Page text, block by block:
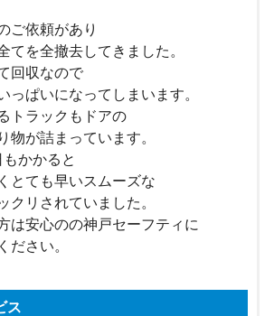
ご依頼があり
てを全撤去してきました。
回収なので
っぱいになってしまいます。
トラックもドアの
物が詰まっています。
かかると
とても早いスムーズな
クリされていました。
は安心のの神戸セーフティに
ださい。
ス